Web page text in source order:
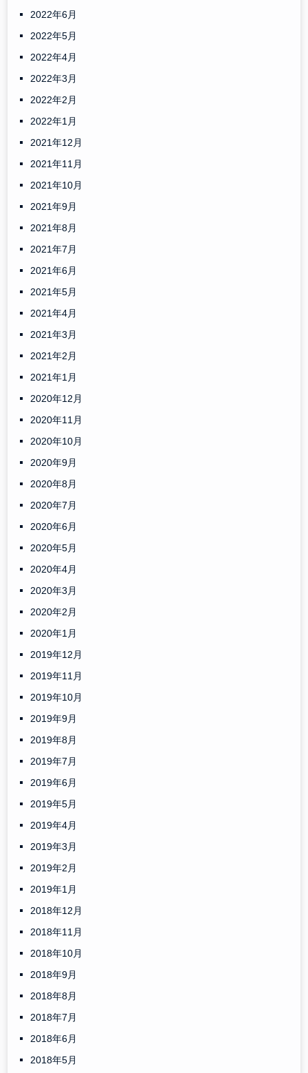
2022年6月
2022年5月
2022年4月
2022年3月
2022年2月
2022年1月
2021年12月
2021年11月
2021年10月
2021年9月
2021年8月
2021年7月
2021年6月
2021年5月
2021年4月
2021年3月
2021年2月
2021年1月
2020年12月
2020年11月
2020年10月
2020年9月
2020年8月
2020年7月
2020年6月
2020年5月
2020年4月
2020年3月
2020年2月
2020年1月
2019年12月
2019年11月
2019年10月
2019年9月
2019年8月
2019年7月
2019年6月
2019年5月
2019年4月
2019年3月
2019年2月
2019年1月
2018年12月
2018年11月
2018年10月
2018年9月
2018年8月
2018年7月
2018年6月
2018年5月